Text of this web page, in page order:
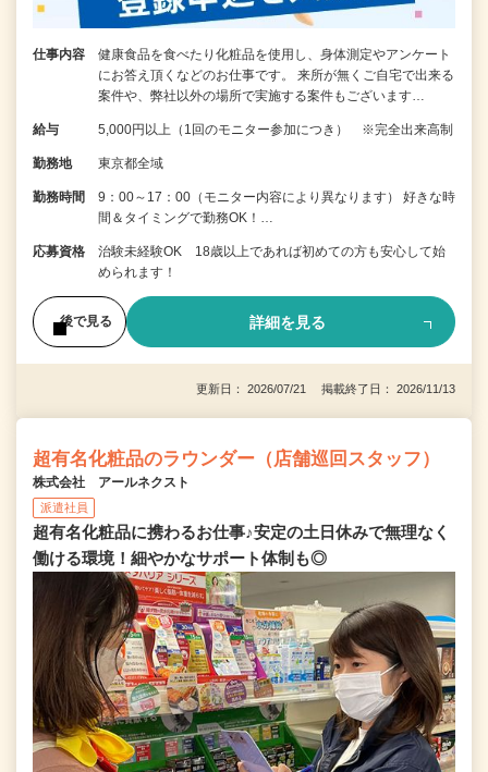
仕事内容
健康食品を食べたり化粧品を使用し、身体測定やアンケート
にお答え頂くなどのお仕事です。 来所が無くご自宅で出来る
案件や、弊社以外の場所で実施する案件もございます…
給与 5,000円以上（1回のモニター参加につき） ※完全出来高制
勤務地 東京都全域
勤務時間
9：00～17：00（モニター内容により異なります） 好きな時
間＆タイミングで勤務OK！…
応募資格
治験未経験OK 18歳以上であれば初めての方も安心して始
められます！
後で見る 詳細を見る
更新日： 2026/07/21 掲載終了日： 2026/11/13
超有名化粧品のラウンダー（店舗巡回スタッフ）
株式会社 アールネクスト
派遣社員
超有名化粧品に携わるお仕事♪安定の土日休みで無理なく
働ける環境！細やかなサポート体制も◎